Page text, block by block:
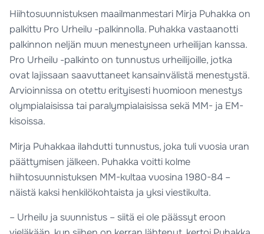
Hiihtosuunnistuksen maailmanmestari Mirja Puhakka on
palkittu Pro Urheilu -palkinnolla. Puhakka vastaanotti
palkinnon neljän muun menestyneen urheilijan kanssa.
Pro Urheilu -palkinto on tunnustus urheilijoille, jotka
ovat lajissaan saavuttaneet kansainvälistä menestystä.
Arvioinnissa on otettu erityisesti huomioon menestys
olympialaisissa tai paralympialaisissa sekä MM- ja EM-
kisoissa.
Mirja Puhakkaa ilahdutti tunnustus, joka tuli vuosia uran
päättymisen jälkeen. Puhakka voitti kolme
hiihtosuunnistuksen MM-kultaa vuosina 1980-84 –
näistä kaksi henkilökohtaista ja yksi viestikulta.
– Urheilu ja suunnistus – siitä ei ole päässyt eroon